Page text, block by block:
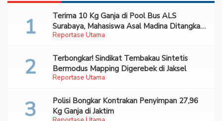
Reportase Utama
Terima 10 Kg Ganja di Pool Bus ALS
Surabaya, Mahasiswa Asal Madina Ditangkap
Bareskrim
Reportase Utama
Terbongkar! Sindikat Tembakau Sintetis
Bermodus Mapping Digerebek di Jaksel
Polisi Bongkar Kontrakan Penyimpan 27,96
Kg Ganja di Jaktim